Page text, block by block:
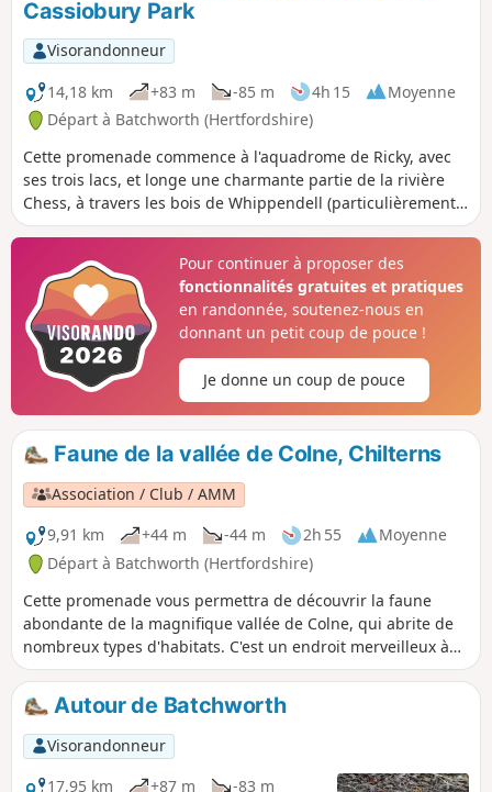
Cassiobury Park
Visorandonneur
14,18 km
+83 m -85 m 4h 15
Moyenne
Départ à Batchworth (Hertfordshire)
Cette promenade commence à l'aquadrome de Ricky, avec
ses trois lacs, et longe une charmante partie de la rivière
Chess, à travers les bois de Whippendell (particulièrement
agréables à la mi-avril, lorsque les jacinthes sont sorties),
des dix meilleurs parcs de Grande-Bretagne, et le long de
courts tronçons de la rivière Gade et du Grand Union Canal.
Prévoyez suffisamment de temps pour explorer les
nombreux éléments intéressants de cette promenade.
Pour continuer à proposer des
fonctionnalités gratuites et pratiques
en randonnée, soutenez-nous en
donnant un petit coup de pouce !
Je donne un coup de pouce
Faune de la vallée de Colne, Chilterns
Association / Club / AMM
9,91 km
+44 m -44 m 2h 55
Moyenne
Départ à Batchworth (Hertfordshire)
Cette promenade vous permettra de découvrir la faune
abondante de la magnifique vallée de Colne, qui abrite de
nombreux types d'habitats. C'est un endroit merveilleux à
explorer et à apprécier pour tous les âges, avec la
possibilité d'observer des oiseaux migrateurs rares.
Autour de Batchworth
Visorandonneur
17,95 km
+87 m -83 m